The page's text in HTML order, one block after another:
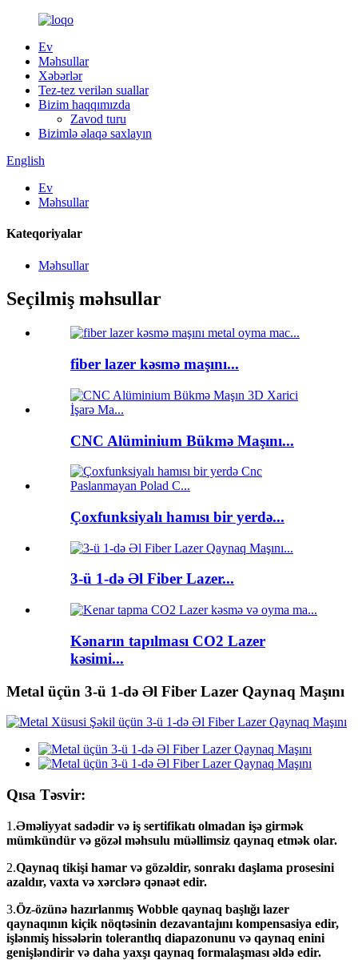
Ev
Məhsullar
Xəbərlər
Tez-tez verilən suallar
Bizim haqqımızda
Zavod turu
Bizimlə əlaqə saxlayın
English
Ev
Məhsullar
Kateqoriyalar
Məhsullar
Seçilmiş məhsullar
fiber lazer kəsmə maşını...
CNC Alüminium Bükmə Maşını...
Çoxfunksiyalı hamısı bir yerdə...
3-ü 1-də Əl Fiber Lazer...
Kənarın tapılması CO2 Lazer
kəsimi...
Metal üçün 3-ü 1-də Əl Fiber Lazer Qaynaq Maşını
Qısa Təsvir:
1.Əməliyyat sadədir və iş sertifikatı olmadan işə girmək
mümkündür və gözəl məhsulu müəllimsiz qaynaq etmək olar.
2.Qaynaq tikişi hamar və gözəldir, sonrakı daşlama prosesini
azaldır, vaxta və xərclərə qənaət edir.
3.Öz-özünə hazırlanmış Wobble qaynaq başlığı lazer
qaynaqının kiçik nöqtəsinin dezavantajını kompensasiya edir,
işlənmiş hissələrin tolerantlıq diapazonunu və qaynaq enini
genişləndirir və daha yaxşı qaynaq formalaşması əldə edir.